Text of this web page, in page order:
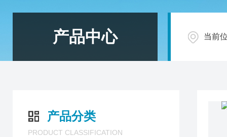
产品中心 当前
产品分类
PRODUCT CLASSIFICATION